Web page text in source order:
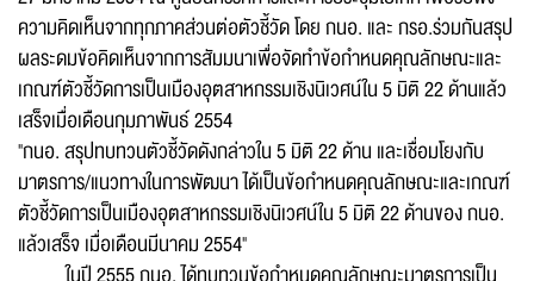
ความคิดเห็นจากทุกภาคส่วนต่อตัวชี้วัด โดย กนอ. และ กรอ.ร่วมกันสรุป
ผลระดมข้อคิดเห็นจากการสัมมนาเพื่อจัดทำข้อกำหนดคุณลักษณะและ
เกณฑ์ตัวชี้วัดการเป็นเมืองอุตสาหกรรมเชิงนิเวศน์ใน 5 มิติ 22 ด้านแล้ว
เสร็จเมื่อเดือนกุมภาพันธ์ 2554
"กนอ. สรุปทบทวนตัวชี้วัดดังกล่าวใน 5 มิติ 22 ด้าน และเชื่อมโยงกับ
มาตรการ/แนวทางในการพัฒนา ได้เป็นข้อกำหนดคุณลักษณะและเกณฑ์
ตัวชี้วัดการเป็นเมืองอุตสาหกรรมเชิงนิเวศน์ใน 5 มิติ 22 ด้านของ กนอ.
แล้วเสร็จ เมื่อเดือนมีนาคม 2554"